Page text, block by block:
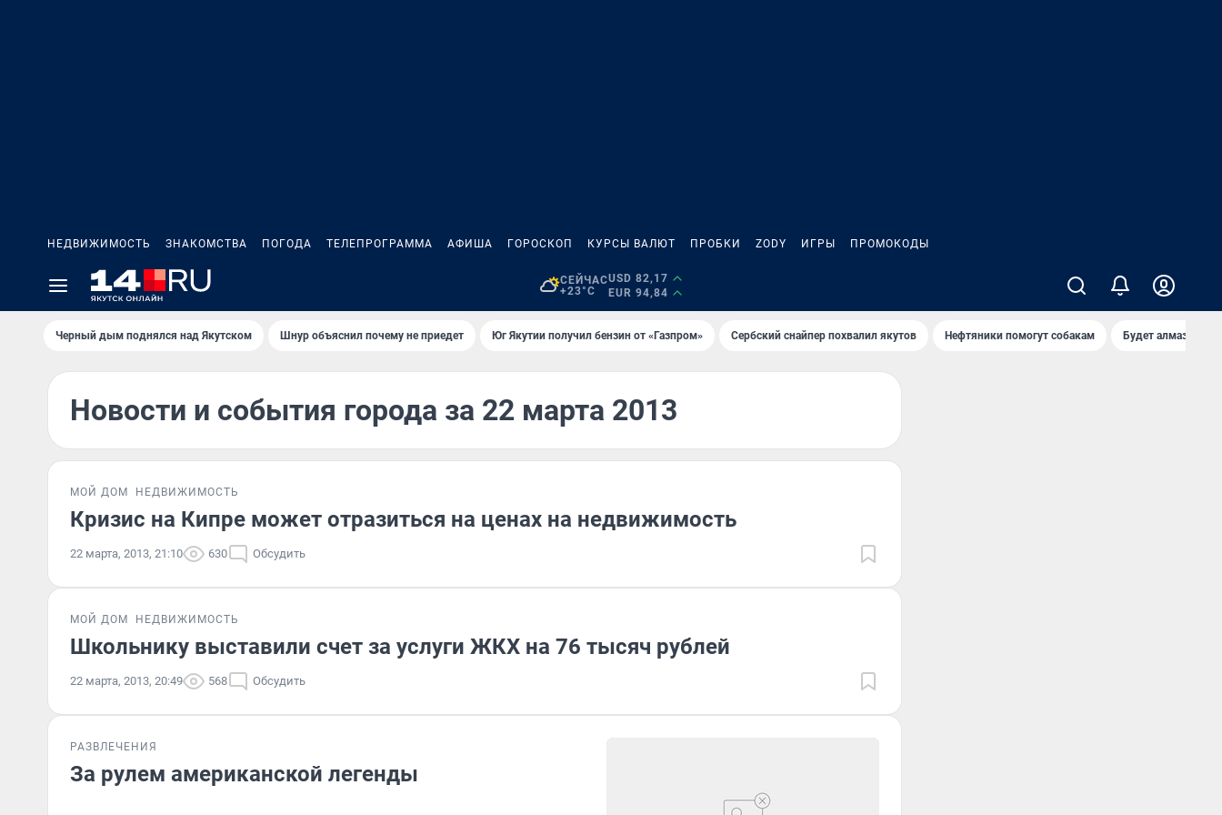
НЕДВИЖИМОСТЬ ЗНАКОМСТВА ПОГОДА ТЕЛЕПРОГРАММА АФИША ГОРОСКОП КУРСЫ ВАЛЮТ ПРОБКИ ZODY ИГРЫ ПРОМОКОДЫ
СЕЙЧАС
+23°C
USD 82,17
EUR 94,84
Черный дым поднялся над Якутском Шнур объяснил почему не приедет Юг Якутии получил бензин от «Газпром» Сербский снайпер похвалил якутов Нефтяники помогут собакам Будет алмазный
Новости и события города за 22 марта 2013
МОЙ ДОМ НЕДВИЖИМОСТЬ
Кризис на Кипре может отразиться на ценах на недвижимость
22 марта, 2013, 21:10 630 Обсудить
МОЙ ДОМ НЕДВИЖИМОСТЬ
Школьнику выставили счет за услуги ЖКХ на 76 тысяч рублей
22 марта, 2013, 20:49 568 Обсудить
РАЗВЛЕЧЕНИЯ
За рулем американской легенды